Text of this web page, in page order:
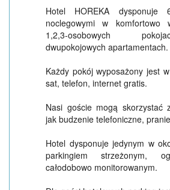
Hotel HOREKA dysponuje
noclegowymi w komfortowo
1,2,3-osobowych
dwupokojowych apartamentach.
Każdy pokój wyposażony jest
sat, telefon, internet gratis.
Nasi goście mogą skorzystać
jak budzenie telefoniczne,
Hotel dysponuje jedynym w
parkingiem strzeżonym,
całodobowo monitorowanym.